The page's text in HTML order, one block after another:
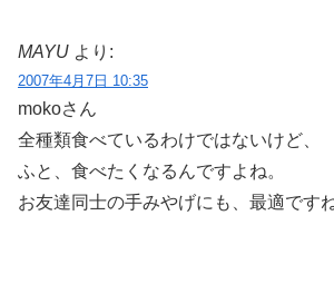
MAYU より:
2007年4月7日 10:35
mokoさん
全種類食べているわけではないけど、
ふと、食べたくなるんですよね。
お友達同士の手みやげにも、最適ですね